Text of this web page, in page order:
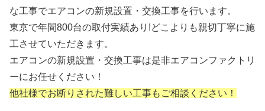
な工事でエアコンの新規設置・交換工事を行います。
東京で年間800台の取付実績あり!どこよりも親切丁寧に施
工させていただきます。
エアコンの新規設置・交換工事は是非エアコンファクトリ
ーにお任せください！
他社様でお断りされた難しい工事もご相談ください！